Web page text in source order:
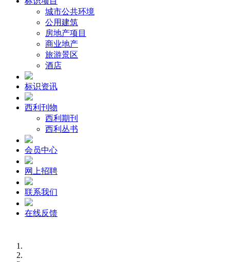
城市公共环境
公用建筑
房地产项目
商业地产
旅游景区
酒店
标识资讯
西利刊物
西利期刊
西利丛书
会员中心
网上招聘
联系我们
在线反馈